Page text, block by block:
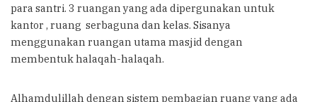
para santri. 3 ruangan yang ada dipergunakan untuk
kantor , ruang serbaguna dan kelas. Sisanya
menggunakan ruangan utama masjid dengan
membentuk halaqah-halaqah.
Alhamdulillah dengan sistem pembagian ruang yang ada